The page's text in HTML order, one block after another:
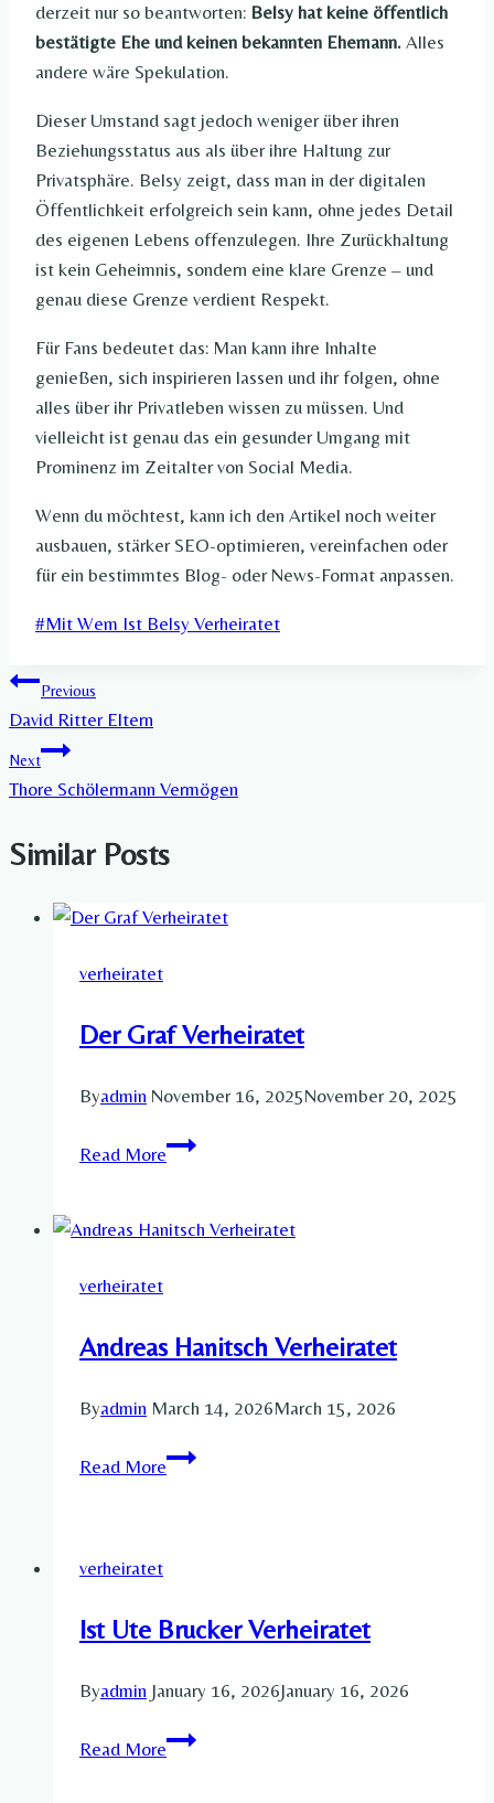
derzeit nur so beantworten: Belsy hat keine öffentlich
bestätigte Ehe und keinen bekannten Ehemann. Alles
andere wäre Spekulation.
Dieser Umstand sagt jedoch weniger über ihren
Beziehungsstatus aus als über ihre Haltung zur
Privatsphäre. Belsy zeigt, dass man in der digitalen
Öffentlichkeit erfolgreich sein kann, ohne jedes Detail
des eigenen Lebens offenzulegen. Ihre Zurückhaltung
ist kein Geheimnis, sondern eine klare Grenze – und
genau diese Grenze verdient Respekt.
Für Fans bedeutet das: Man kann ihre Inhalte
genießen, sich inspirieren lassen und ihr folgen, ohne
alles über ihr Privatleben wissen zu müssen. Und
vielleicht ist genau das ein gesunder Umgang mit
Prominenz im Zeitalter von Social Media.
Wenn du möchtest, kann ich den Artikel noch weiter
ausbauen, stärker SEO-optimieren, vereinfachen oder
für ein bestimmtes Blog- oder News-Format anpassen.
Post
#Mit Wem Ist Belsy Verheiratet​
Post
navigation
Previous
David Ritter Eltern
Next
Thore Schölermann Vermögen
Similar Posts
verheiratet
Der Graf Verheiratet
Byadmin November 16, 2025November 20, 2025
Read MoreDer
verheiratet
Andreas Hanitsch Verheiratet
Byadmin March 14, 2026March 15, 2026
Read MoreAndreas
verheiratet
Ist Ute Brucker Verheiratet
Byadmin January 16, 2026January 16, 2026
Read MoreIst